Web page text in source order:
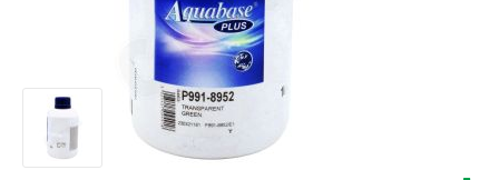
ATTREZZATURE PER CARROZZERIA
INSTALLAZIONE IN LABORATORIO
TUTORIAL E CONSIGLI